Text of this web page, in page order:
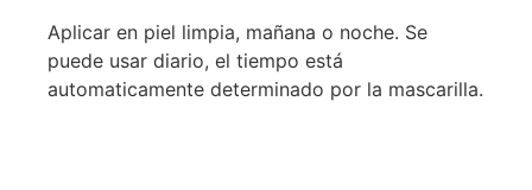
Aplicar en piel limpia, mañana o noche. Se
puede usar diario, el tiempo está
automaticamente determinado por la mascarilla.